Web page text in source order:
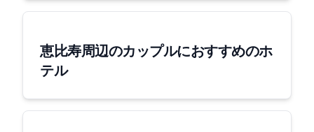
恵比寿周辺のカップルにおすすめのホ
テル